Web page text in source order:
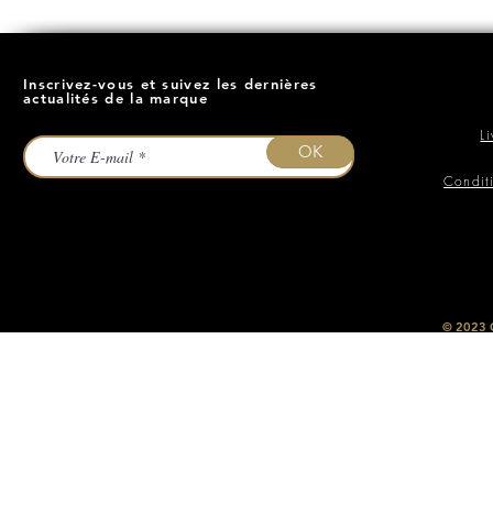
Inscrivez-vous et suivez les dernières
actualités de la marque
OK
​© 2023